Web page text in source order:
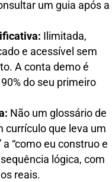
um guia após a
Ilimitada,
e acessível sem
A conta demo é
do seu primeiro
Não um glossário de
currículo que leva um
a “como eu construo e
lógica, com
reais.